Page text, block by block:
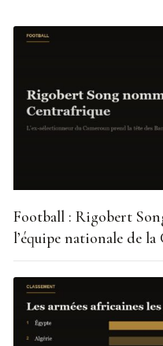
Football : Rigobert
l’équipe nationale de